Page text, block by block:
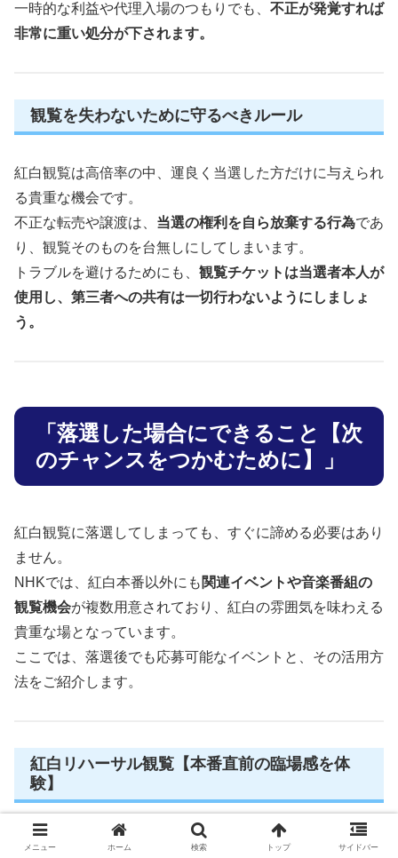
一時的な利益や代理入場のつもりでも、 不正が発覚すれば
非常に重い処分が下されます。
観覧を失わないために守るべきルール
紅白観覧は高倍率の中、運良く当選した方だけに与えられ
る貴重な機会です。
不正な転売や譲渡は、 当選の権利を自ら放棄する行為であ
り、観覧そのものを台無しにしてしまいます。
トラブルを避けるためにも、 観覧チケットは当選者本人が
使用し、第三者への共有は一切行わないようにしましょ
う。
「落選した場合にできること【次
のチャンスをつかむために】」
紅白観覧に落選してしまっても、すぐに諦める必要はあり
ません。
NHKでは、紅白本番以外にも 関連イベントや音楽番組の
観覧機会が複数用意されており、紅白の雰囲気を味わえる
貴重な場となっています。
ここでは、落選後でも応募可能なイベントと、その活用方
法をご紹介します。
紅白リハーサル観覧【本番直前の臨場感を体
験】
例年、12月29日〜30日ごろに行われる 紅白歌合戦の通し
メニュー ホーム 検索 トップ サイドバー